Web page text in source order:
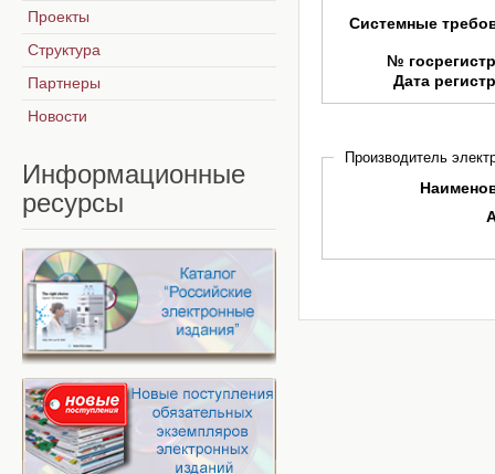
Системные
№
Дата
Производитель
Проекты
Структура
Партнеры
Новости
Информационные
ресурсы